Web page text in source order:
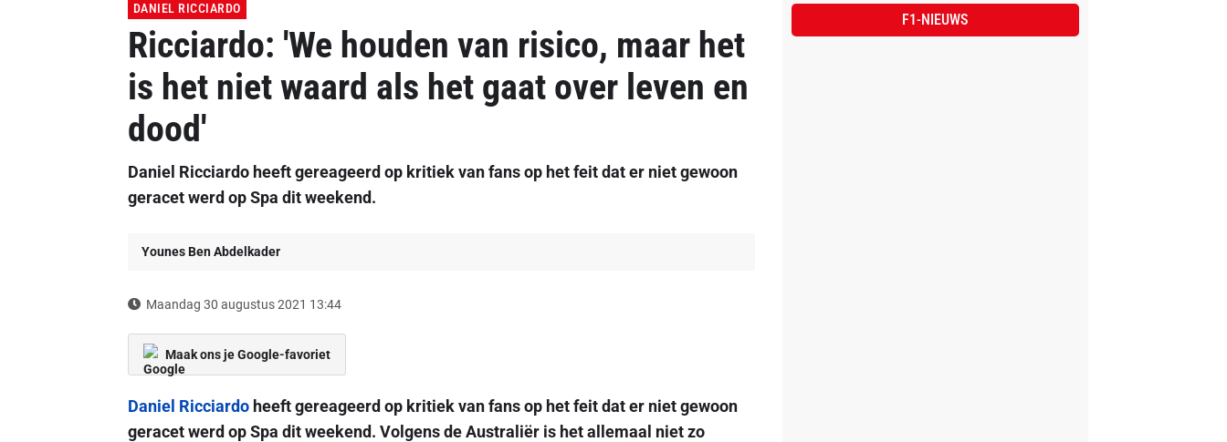
DANIEL RICCIARDO
Ricciardo: 'We houden van risico, maar het
is het niet waard als het gaat over leven en
dood'
Daniel Ricciardo heeft gereageerd op kritiek van fans op het feit dat er niet gewoon
geracet werd op Spa dit weekend.
Younes Ben Abdelkader
Maandag 30 augustus 2021 13:44
Maak ons je Google-favoriet
Daniel Ricciardoheeft gereageerd op kritiek van fans op het feit dat er niet gewoon
geracet werd op Spa dit weekend. Volgens de Australiër is het allemaal niet zo
F1-NIEUWS